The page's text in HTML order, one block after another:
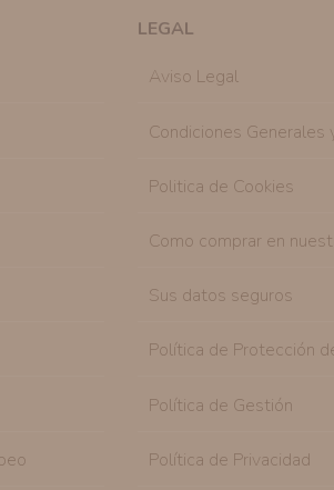
Con carácter general, sólo
Tiene derecho a saber qué
LEGAL
Aviso Legal
Condiciones Generales
Politica de Cookies
Como comprar en
Sus datos seguros
Política de Protección
Política de Gestión
Política de Privacidad